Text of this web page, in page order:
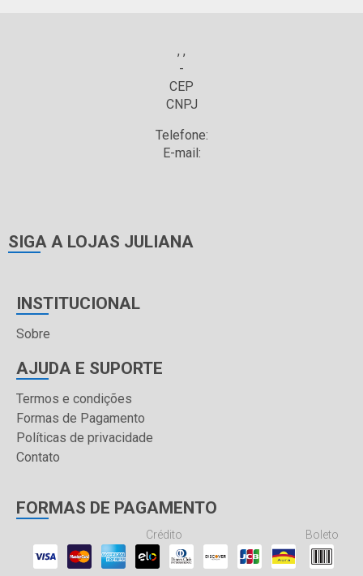
, ,
-
CEP
CNPJ
Telefone:
E-mail:
SIGA A LOJAS JULIANA
INSTITUCIONAL
Sobre
AJUDA E SUPORTE
Termos e condições
Formas de Pagamento
Políticas de privacidade
Contato
FORMAS DE PAGAMENTO
Crédito Boleto